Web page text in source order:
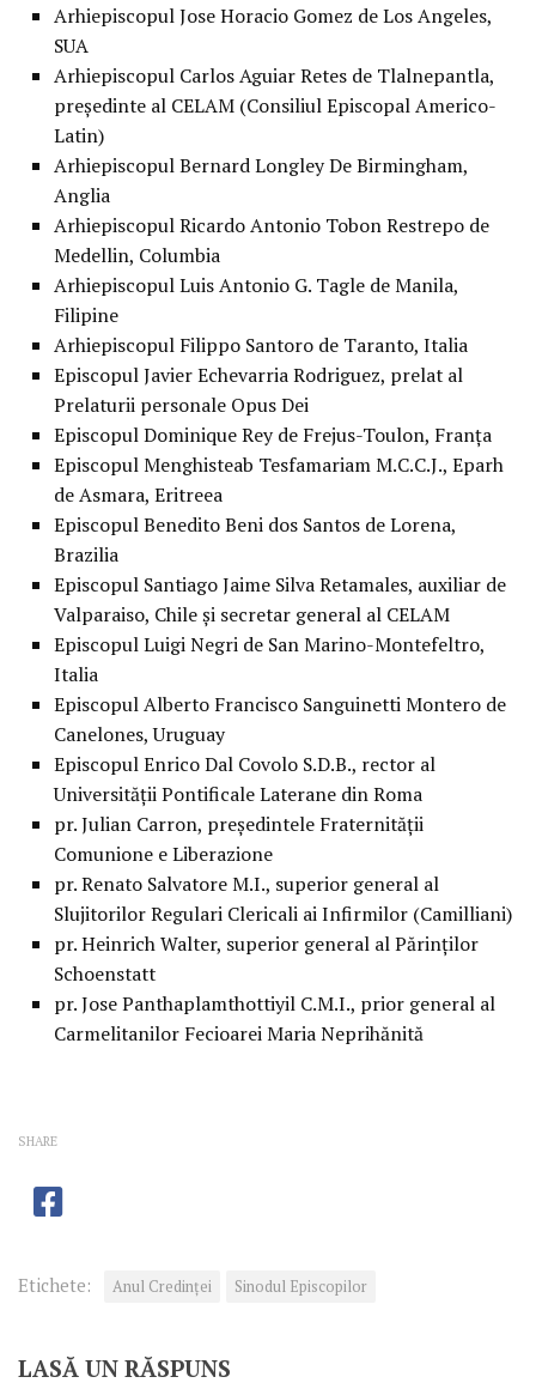
Arhiepiscopul Jose Horacio Gomez de Los Angeles,
SUA
Arhiepiscopul Carlos Aguiar Retes de Tlalnepantla,
preşedinte al CELAM (Consiliul Episcopal Americo-
Latin)
Arhiepiscopul Bernard Longley De Birmingham,
Anglia
Arhiepiscopul Ricardo Antonio Tobon Restrepo de
Medellin, Columbia
Arhiepiscopul Luis Antonio G. Tagle de Manila,
Filipine
Arhiepiscopul Filippo Santoro de Taranto, Italia
Episcopul Javier Echevarria Rodriguez, prelat al
Prelaturii personale Opus Dei
Episcopul Dominique Rey de Frejus-Toulon, Franţa
Episcopul Menghisteab Tesfamariam M.C.C.J., Eparh
de Asmara, Eritreea
Episcopul Benedito Beni dos Santos de Lorena,
Brazilia
Episcopul Santiago Jaime Silva Retamales, auxiliar de
Valparaiso, Chile şi secretar general al CELAM
Episcopul Luigi Negri de San Marino-Montefeltro,
Italia
Episcopul Alberto Francisco Sanguinetti Montero de
Canelones, Uruguay
Episcopul Enrico Dal Covolo S.D.B., rector al
Universităţii Pontificale Laterane din Roma
pr. Julian Carron, preşedintele Fraternităţii
Comunione e Liberazione
pr. Renato Salvatore M.I., superior general al
Slujitorilor Regulari Clericali ai Infirmilor (Camilliani)
pr. Heinrich Walter, superior general al Părinţilor
Schoenstatt
pr. Jose Panthaplamthottiyil C.M.I., prior general al
Carmelitanilor Fecioarei Maria Neprihănită
SHARE
Etichete: Anul Credinţei Sinodul Episcopilor
LASĂ UN RĂSPUNS